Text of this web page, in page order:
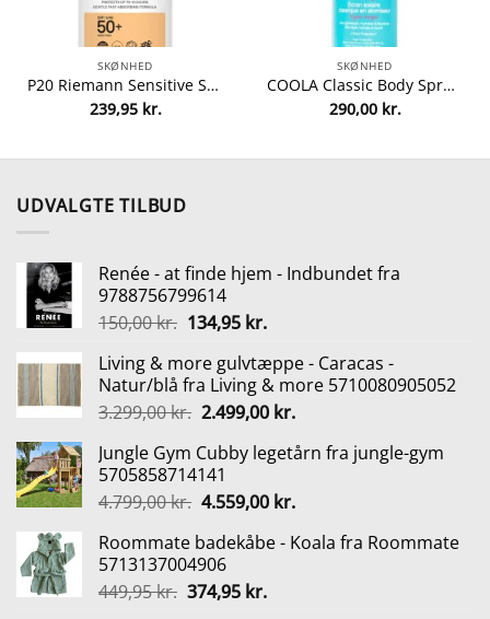
SKØNHED
P20 Riemann Sensitive Skin Sun Protection Cream SPF 50+ – 200 ml fra P20 Riemann
239,95 kr.
SKØNHED
COOLA Classic Body Spray SPF 50 Guava Mango 177 ml fra COOLA
290,00 kr.
kr..
UDVALGTE TILBUD
Renée - at finde hjem - Indbundet fra
9788756799614
150,00kr. Den
pris
var:
150,00 kr..
134,95 kr.Den
pris
er:
134,95 kr..
Living & more gulvtæppe - Caracas -
Natur/blå fra Living & more 5710080905052
3.299,00kr. Den
pris
var:
3.299,00 kr..
2.499,00 kr.Den
pris
2.499,00 kr..
Jungle Gym Cubby legetårn fra jungle-gym
5705858714141
4.799,00kr. Den
pris
var:
4.799,00 kr..
4.559,00 kr.Den
pris
Roommate badekåbe - Koala fra Roommate
5713137004906
449,95kr. Den
374,95 kr.Den